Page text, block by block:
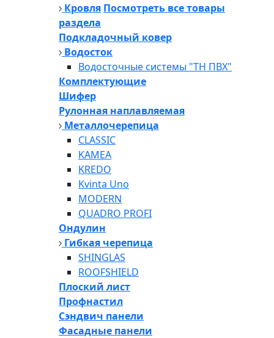
Кровля Посмотреть все товары
раздела
Подкладочный ковер
Водосток
Водосточные системы "ТН ПВХ"
Комплектующие
Шифер
Рулонная наплавляемая
Металлочерепица
CLASSIC
KAMEA
KREDO
Kvinta Uno
MODERN
QUADRO PROFI
Ондулин
Гибкая черепица
SHINGLAS
ROOFSHIELD
Плоский лист
Профнастил
Сэндвич панели
Фасадные панели